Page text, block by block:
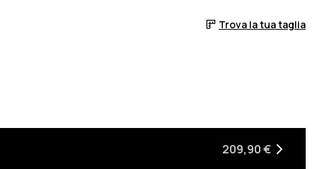
Trova la tua taglia
di nuovo disponibile
209,90 €